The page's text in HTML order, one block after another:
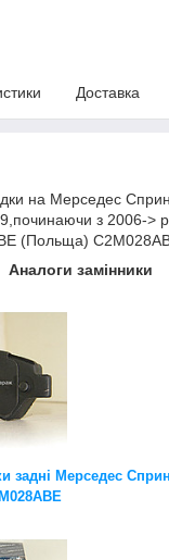
Доставка
на Мерседес
з 2006->
(Польща)
Аналоги замінники
задні Мерседес